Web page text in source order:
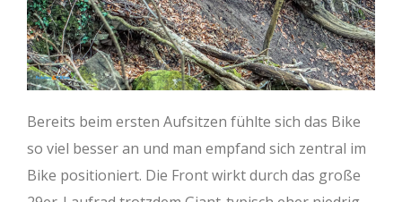
(mm)
Lenkwinkel (°) 63,7 64,5 63,7 64,5 63,7
Sitzrohr (mm)
400 400 425 425 450
Sitzwinkel (°)
76,7 77,5 76,7 77,5 76,7
Kettenstrebe
(mm)
457 455 454 454 454
Bereits beim ersten Aufsitzen fühlte sich das Bike
so viel besser an und man empfand sich zentral im
Bike positioniert. Die Front wirkt durch das große